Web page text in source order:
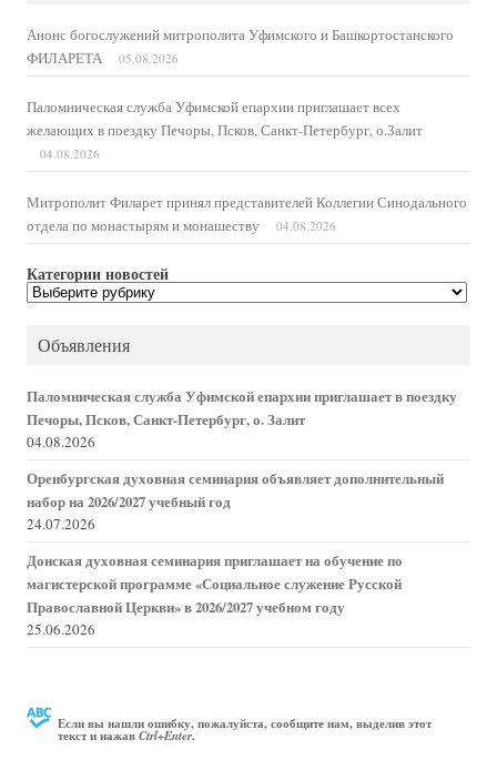
Анонс богослужений митрополита Уфимского и Башкортостанского
ФИЛАРЕТА
05.08.2026
Паломническая служба Уфимской епархии приглашает всех
желающих в поездку Печоры, Псков, Санкт-Петербург, о.Залит
04.08.2026
Митрополит Филарет принял представителей Коллегии Синодального
отдела по монастырям и монашеству
04.08.2026
Категории новостей
Категории
новостей
Объявления
Паломническая служба Уфимской епархии приглашает в поездку
Печоры, Псков, Санкт-Петербург, о. Залит
04.08.2026
Оренбургская духовная семинария объявляет дополнительный
набор на 2026/2027 учебный год
24.07.2026
Донская духовная семинария приглашает на обучение по
магистерской программе «Социальное служение Русской
Православной Церкви» в 2026/2027 учебном году
25.06.2026
Если вы нашли ошибку, пожалуйста, сообщите нам, выделив этот
текст и нажавCtrl+Enter.